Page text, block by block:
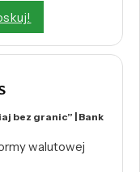
bez granic” | Bank
walutowej